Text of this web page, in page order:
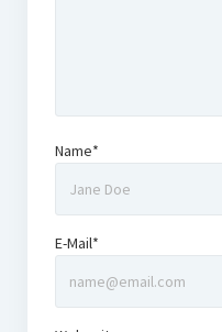
Name*
E-Mail*